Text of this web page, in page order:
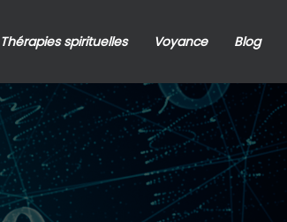
Thérapies spirituelles Voyance Blog